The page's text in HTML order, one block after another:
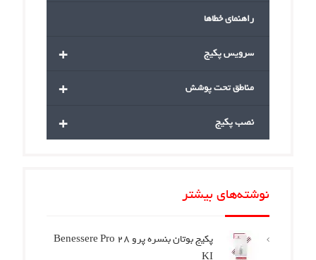
تحت پوشش
بیشتر
پکیج بوتان بنسره پرو Benessere Pro 28